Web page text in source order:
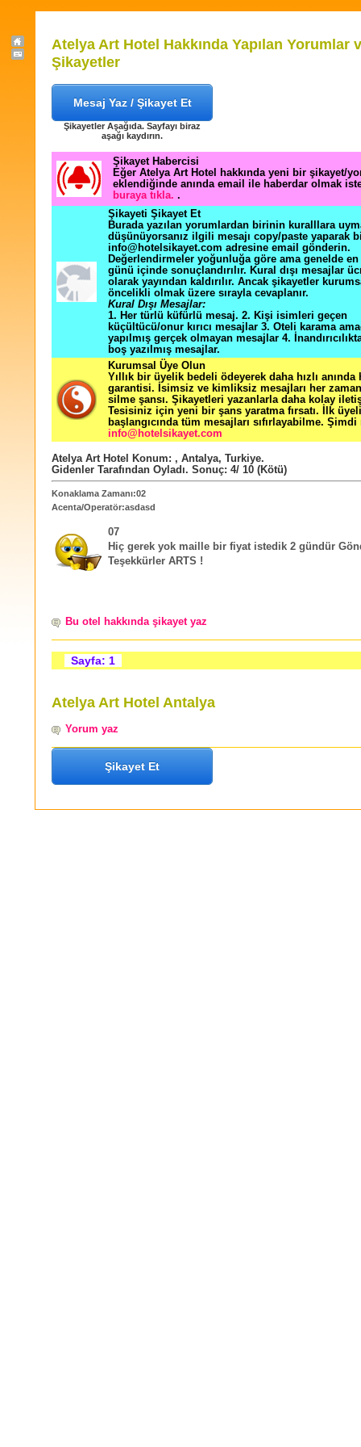
Atelya Art Hotel Hakkında Yapılan Yorumlar
Şikayetler
Mesaj Yaz / Şikayet Et
Şikayetler Aşağıda. Sayfayı biraz
aşağı kaydırın.
Şikayet Habercisi
Eğer Atelya Art Hotel hakkında yeni bir şikayet/
eklendiğinde anında email ile haberdar olmak
buraya tıkla. .
Şikayeti Şikayet Et
Burada yazılan yorumlardan birinin kuralllara
düşünüyorsanız ilgili mesajı copy/paste yaparak
info@hotelsikayet.com adresine email gönderin.
Değerlendirmeler yoğunluğa göre ama genelde
günü içinde sonuçlandırılır. Kural dışı mesajlar
olarak yayından kaldırılır. Ancak şikayetler
öncelikli olmak üzere sırayla cevaplanır.
Kural Dışı Mesajlar:
1. Her türlü küfürlü mesaj. 2. Kişi isimleri geçen
küçültücü/onur kırıcı mesajlar 3. Oteli karama
yapılmış gerçek olmayan mesajlar 4.
boş yazılmış mesajlar.
Kurumsal Üye Olun
Yıllık bir üyelik bedeli ödeyerek daha hızlı
garantisi. İsimsiz ve kimliksiz mesajları her zaman
silme şansı. Şikayetleri yazanlarla daha kolay
Tesisiniz için yeni bir şans yaratma fırsatı. İlk
başlangıcında tüm mesajları sıfırlayabilme. Şimdi
info@hotelsikayet.com
Atelya Art Hotel Konum: , Antalya, Turkiye.
Gidenler Tarafından Oyladı. Sonuç: 4/ 10 (Kötü)
Konaklama Zamanı:02
Acenta/Operatör:asdasd
07
Hiç gerek yok maille bir fiyat istedik 2 gündür
Teşekkürler ARTS !
Bu otel hakkında şikayet yaz
Sayfa: 1
Atelya Art Hotel Antalya
Yorum yaz
Şikayet Et